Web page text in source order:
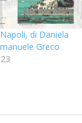
di Daniela
Greco